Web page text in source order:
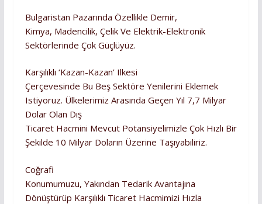
Bulgaristan Pazarında Özellikle Demir,
Kimya, Madencilik, Çelik Ve Elektrik-Elektronik
Sektörlerinde Çok Güçlüyüz.
Karşılıklı ‘kazan-Kazan’ Ilkesi
Çerçevesinde Bu Beş Sektöre Yenilerini Eklemek
Istiyoruz. Ülkelerimiz Arasında Geçen Yıl 7,7 Milyar
Dolar Olan Dış
Ticaret Hacmini Mevcut Potansiyelimizle Çok Hızlı Bir
Şekilde 10 Milyar Doların Üzerine Taşıyabiliriz.
Coğrafi
Konumumuzu, Yakından Tedarik Avantajına
Dönüştürüp Karşılıklı Ticaret Hacmimizi Hızla